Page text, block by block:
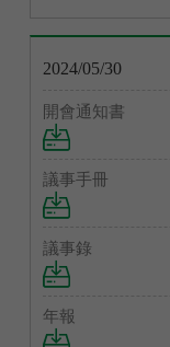
2024/05/30